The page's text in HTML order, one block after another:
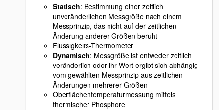
Statisch: Bestimmung einer zeitlich
unveränderlichen Messgröße nach einem
Messprinzip, das nicht auf der zeitlichen
Änderung anderer Größen beruht
Flüssigkeits-Thermometer
Dynamisch: Messgröße ist entweder zeitlich
veränderlich oder ihr Wert ergibt sich abhängig
vom gewählten Messprinzip aus zeitlichen
Änderungen mehrerer Größen
Oberflächentemperaturmessung mittels
thermischer Phosphore